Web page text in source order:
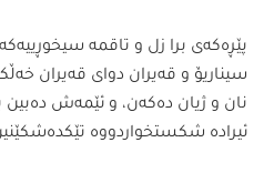
پێڕەکەی برا زل و تاقمە
سیناریۆ و قەیران دوای قەیران
نان و ژیان دەکەن، و ئێمەش دەبین
ئیرادە شکستخواردووە